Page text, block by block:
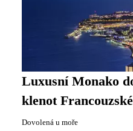
Luxusní Monako
klenot
Dovolená u moře